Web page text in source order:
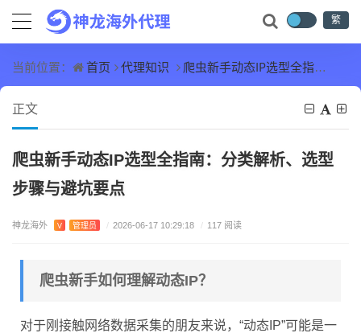
繁
当前位置： 首页 代理知识 爬虫新手动态IP选型全指南：分类解析、选型步骤与避坑要点
正文
爬虫新手动态IP选型全指南：分类解析、选型
步骤与避坑要点
神龙海外 V 管理员 / 2026-06-17 10:29:18 / 117 阅读
爬虫新手如何理解动态IP？
对于刚接触网络数据采集的朋友来说，“动态IP”可能是一